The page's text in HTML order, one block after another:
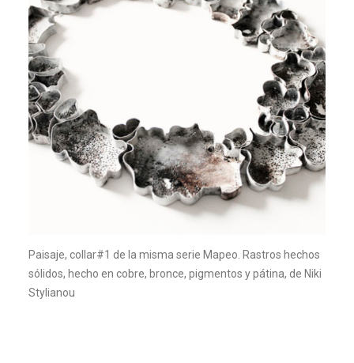
Paisaje, collar#1 de la misma serie Mapeo. Rastros hechos
sólidos, hecho en cobre, bronce, pigmentos y pátina, de Niki
Stylianou